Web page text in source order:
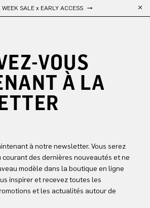
SALE x EARLY ACCESS
VOUS
À LA
à notre newsletter. Vous serez
des dernières nouveautés et ne
modèle dans la boutique en ligne
inspirer et recevez toutes les
et les actualités autour de